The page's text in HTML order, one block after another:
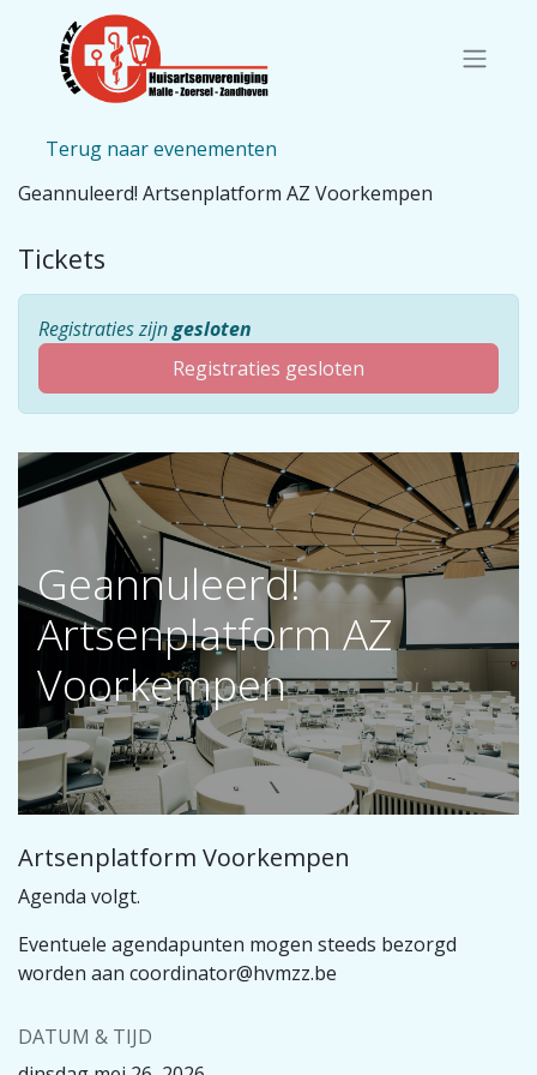
Terug naar evenementen
Geannuleerd! Artsenplatform AZ Voorkempen
Tickets
Registraties zijngesloten
Registraties gesloten
Geannuleerd!
Artsenplatform AZ
Voorkempen
Artsenplatform Voorkempen
Agenda volgt.
Eventuele agendapunten mogen steeds bezorgd
worden aan coordinator@hvmzz.be
DATUM & TIJD